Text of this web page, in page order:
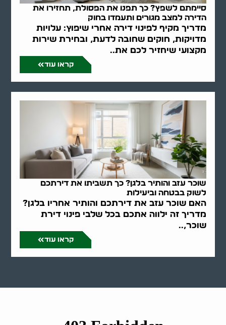
סיימתם לשפץ? כך תפנו את הפסולת, תחזירו את
הדירה למצב מגורים ותעמדו בחוק
מדריך מקיף לפינוי דירה אחרי שיפוץ: עלויות
מדויקות, חוקים שחובה לדעת, ובחירת שירות
מקצועי שיחזיר לכם את..
קראו עוד
שוכר עזב והותיר בלגן? כך תשביתו את דירתכם
לשוק בבטחה וביעילות
האם שוכר עזב את דירתכם והותיר אחריו בלגן?
מדריך זה ילווה אתכם בכל שלבי פינוי דירת
שוכר,..
קראו עוד